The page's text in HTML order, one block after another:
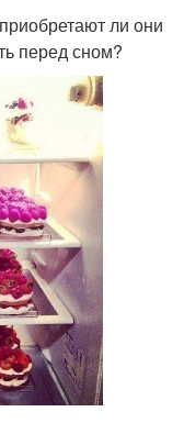
ли они
перед сном?